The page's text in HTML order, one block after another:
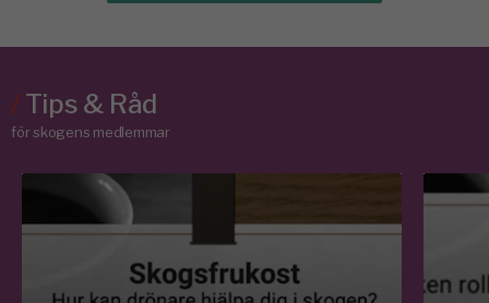
/Tips & Råd
för skogens medlemmar